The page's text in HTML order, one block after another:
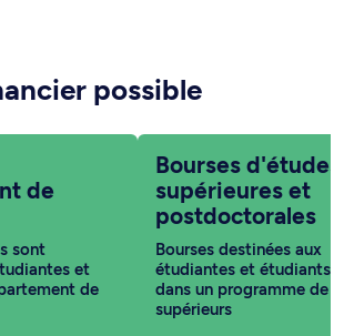
possible
de
sont
et
de
Bourses d'études
supérieures et
postdoctorales
Bourses destinées aux
étudiantes et étudiants
dans un programme de
supérieurs